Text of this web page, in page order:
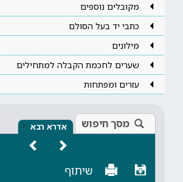
מקובלים נוספים
כתבי יד בעל הסולם
מילונים
שערים לחכמת הקבלה למתחילים
עזרים ומפתחות
מסך חיפוש אדרא רבא ×
שיתוף